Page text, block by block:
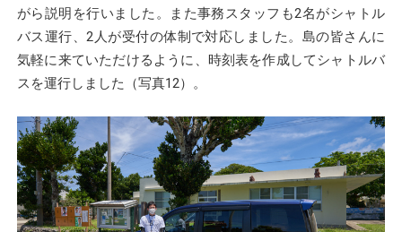
がら説明を行いました。また事務スタッフも2名がシャトル
バス運行、2人が受付の体制で対応しました。島の皆さんに
気軽に来ていただけるように、時刻表を作成してシャトルバ
スを運行しました（写真12）。